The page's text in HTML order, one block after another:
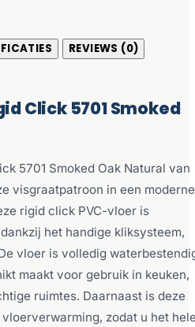
REVIEWS (0)
Click 5701 Smoked
5701 Smoked Oak Natural van
visgraatpatroon in een
rigid click PVC-vloer is
het handige kliksysteem,
vloer is volledig
maakt voor gebruik in keuken,
ruimtes. Daarnaast is deze
zodat u het